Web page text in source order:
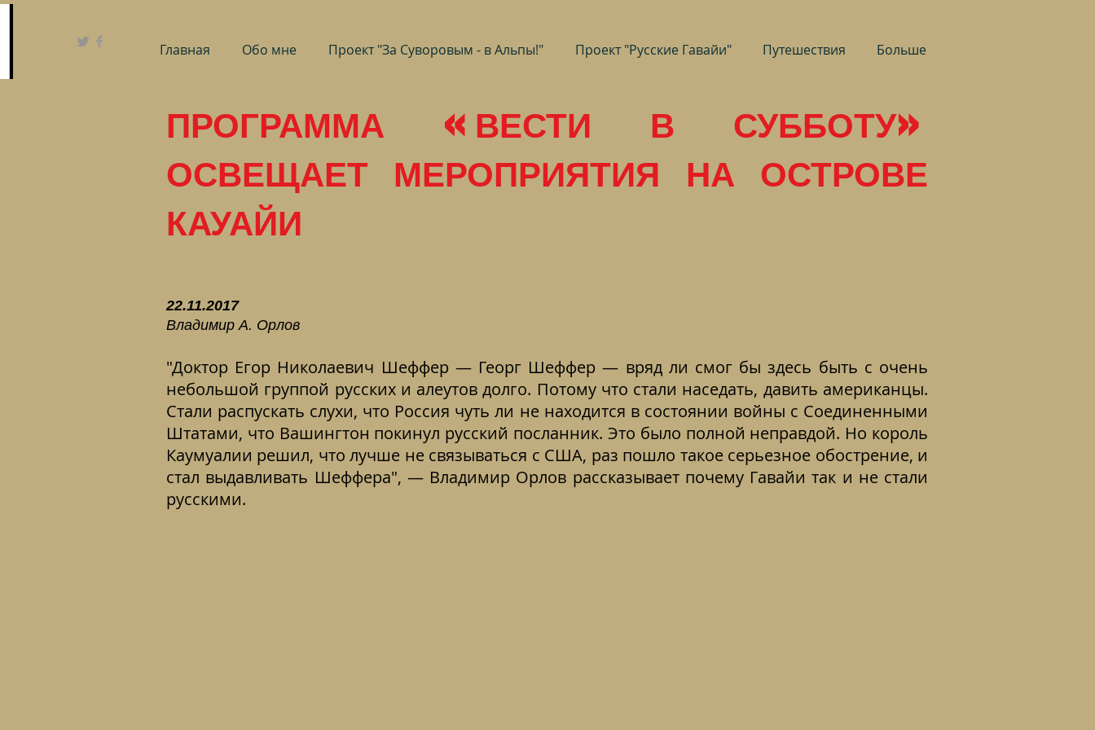
Главная Обо мне Проект "За Суворовым - в Альпы!" Проект "Русские Гавайи" Путешествия Больше
ПРОГРАММА «ВЕСТИ В СУББОТУ»
ОСВЕЩАЕТ МЕРОПРИЯТИЯ НА ОСТРОВЕ
КАУАЙИ
22.11.2017
Владимир А. Орлов
"Доктор Егор Николаевич Шеффер — Георг Шеффер — вряд ли смог бы здесь быть с очень
небольшой группой русских и алеутов долго. Потому что стали наседать, давить американцы.
Стали распускать слухи, что Россия чуть ли не находится в состоянии войны с Соединенными
Штатами, что Вашингтон покинул русский посланник. Это было полной неправдой. Но король
Каумуалии решил, что лучше не связываться с США, раз пошло такое серьезное обострение, и
стал выдавливать Шеффера", — Владимир Орлов рассказывает почему Гавайи так и не стали
русскими.